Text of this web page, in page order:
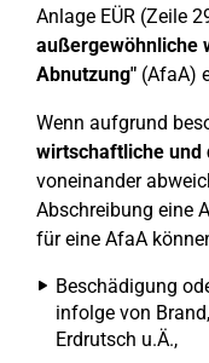
Anlage EÜR (Zeile
außergewöhnliche
Abnutzung" (AfaA)
Wenn aufgrund
wirtschaftliche und
voneinander
Abschreibung eine
für eine AfaA
Beschädigung
infolge von
Erdrutsch u.Ä.,